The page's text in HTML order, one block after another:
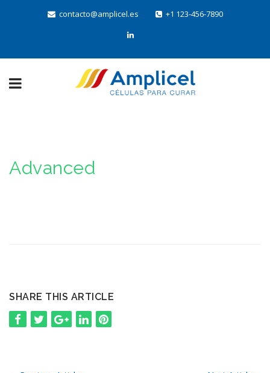
contacto@amplicel.es +1 123-456-7890
Advanced
SHARE THIS ARTICLE